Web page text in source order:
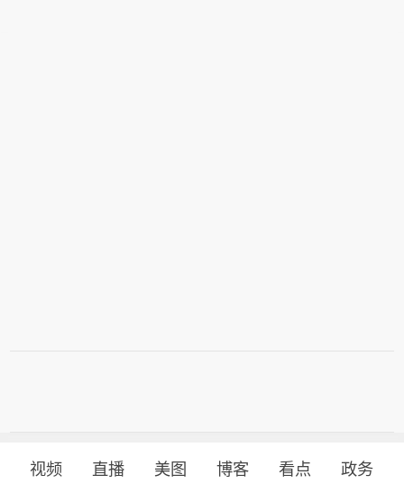
视频 直播 美图 博客 看点 政务